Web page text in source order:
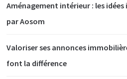
Aménagement intérieur : les idées
par Aosom
Valoriser ses annonces
font la différence